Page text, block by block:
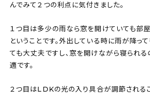
んでみて２つの利点に気付きました。
１つ目は多少の雨なら窓を開けていても部
ということです。外出している時に雨が降っ
ても大丈夫ですし、窓を開けながら寝られ
適です。
２つ目はLDKの光の入り具合が調節されるこ